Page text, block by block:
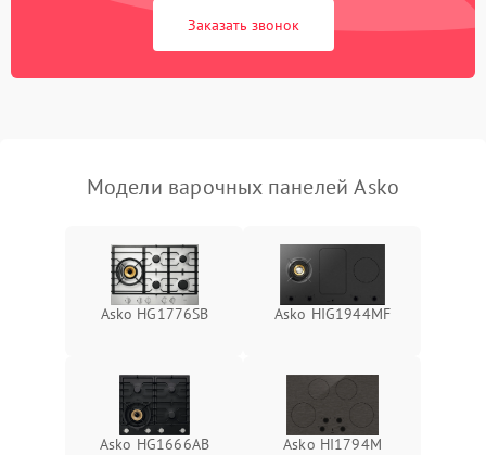
Заказать звонок
Модели варочных панелей Asko
Asko HG1776SB Asko HIG1944MF
Asko HG1666AB Asko HI1794M